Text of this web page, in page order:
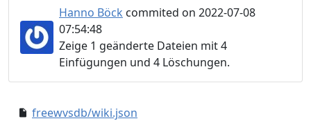
Hanno Böck commited on 2022-07-08
07:54:48
Zeige 1 geänderte Dateien mit 4
Einfügungen und 4 Löschungen.
freewvsdb/wiki.json